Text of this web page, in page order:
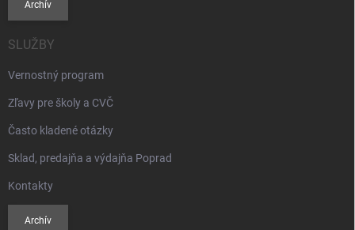
Archív
SLUŽBY
Vernostný program
Zľavy pre školy a CVČ
Často kladené otázky
Sklad, predajňa a výdajňa Poprad
Kontakty
Archív